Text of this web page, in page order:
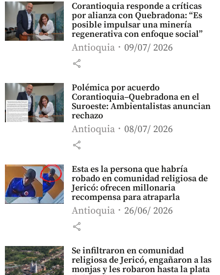
Corantioquia responde a críticas
por alianza con Quebradona: “Es
posible impulsar una minería
regenerativa con enfoque social”
Antioquia 09/07/ 2026
share
Polémica por acuerdo
Corantioquia–Quebradona en el
Suroeste: Ambientalistas anuncian
rechazo
Antioquia 08/07/ 2026
share
Esta es la persona que habría
robado en comunidad religiosa de
Jericó: ofrecen millonaria
recompensa para atraparla
Antioquia 26/06/ 2026
share
Se infiltraron en comunidad
religiosa de Jericó, engañaron a las
monjas y les robaron hasta la plata